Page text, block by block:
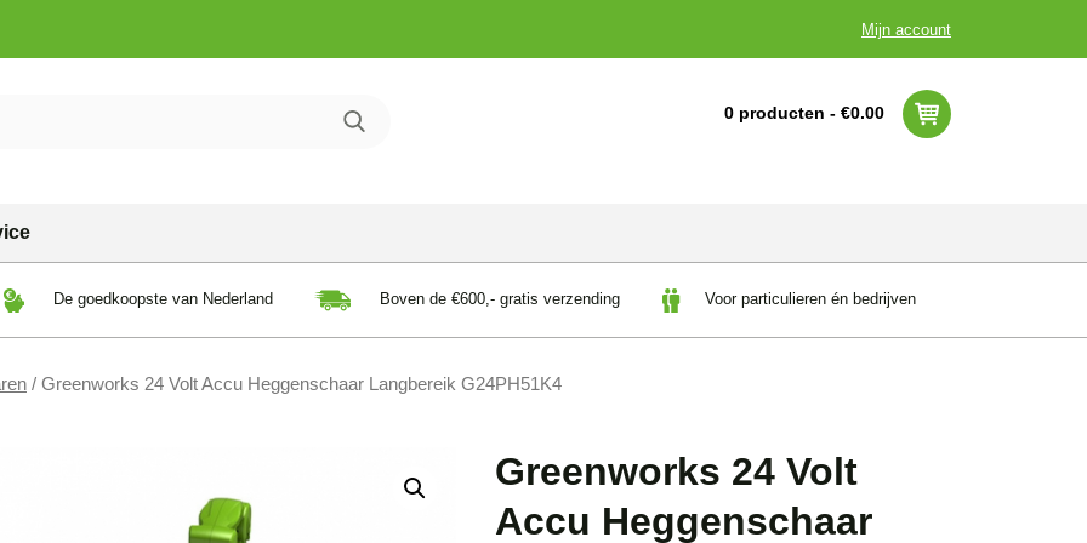
Mijn account
0 producten - €0.00
De goedkoopste van Nederland Boven de €600,- gratis verzending Voor particulieren én bedrijven
/ Greenworks 24 Volt Accu Heggenschaar Langbereik G24PH51K4
Greenworks 24 Volt
Accu Heggenschaar